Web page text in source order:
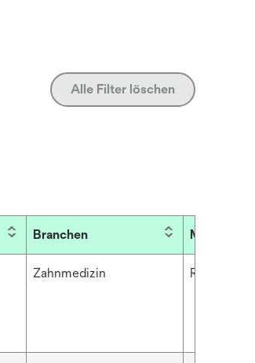
Alle Filter löschen
Branchen Marke
Zahnmedizin RelyX™